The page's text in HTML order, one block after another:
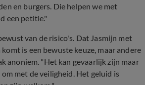
en burgers. Die helpen we met
een petitie."
van de risico's. Dat Jasmijn met
is een bewuste keuze, maar andere
anoniem. "Het kan gevaarlijk zijn maar
met de veiligheid. Het geluid is